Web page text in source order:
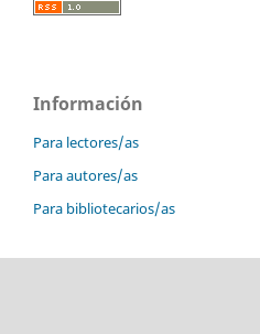
Información
Para lectores/as
Para autores/as
Para bibliotecarios/as